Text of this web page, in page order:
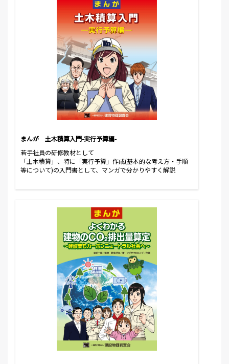
まんが 土木積算入門-実行予算編-
若手社員の研修教材として
「土木積算」、特に「実行予算」作成(基本的な考え方・手順
等について)の入門書として、マンガで分かりやすく解説